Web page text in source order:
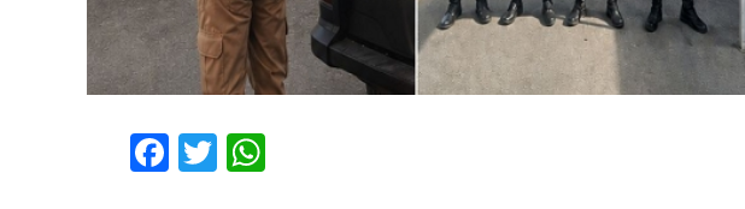
Facebook
Twitter